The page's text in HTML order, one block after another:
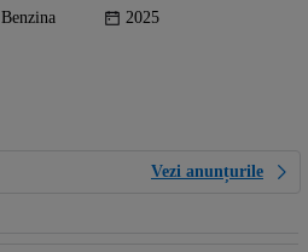
Benzina 2025
Vezi anunțurile